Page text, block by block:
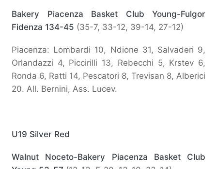
Bakery Piacenza Basket Club Young-Fulgor
Fidenza 134-45 (35-7, 33-12, 39-14, 27-12)
Piacenza: Lombardi 10, Ndione 31, Salvaderi 9,
Orlandazzi 4, Piccirilli 13, Rebecchi 5, Krstev 6,
Ronda 6, Ratti 14, Pescatori 8, Trevisan 8, Alberici
20. All. Bernini, Ass. Lucev.
U19 Silver Red
Walnut Noceto-Bakery Piacenza Basket Club